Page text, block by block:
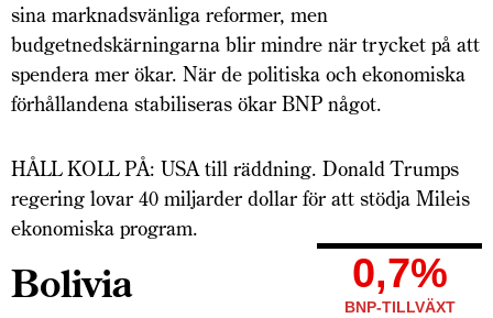
sina marknadsvänliga reformer, men
budgetnedskärningarna blir mindre när trycket på att
spendera mer ökar. När de politiska och ekonomiska
förhållandena stabiliseras ökar BNP något.
HÅLL KOLL PÅ: USA till räddning. Donald Trumps
regering lovar 40 miljarder dollar för att stödja Mileis
ekonomiska program.
0,7%
BNP-TILLVÄXT
Bolivia